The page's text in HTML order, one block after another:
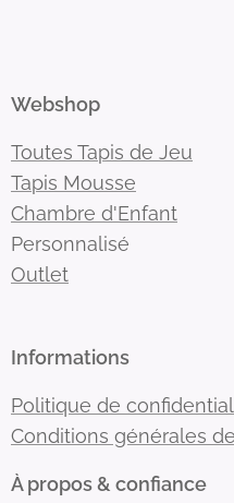
Webshop
Toutes Tapis de Jeu
Tapis Mousse
Chambre d'Enfant
Personnalisé
Outlet
Informations
Politique de
Conditions générales
À propos & confiance